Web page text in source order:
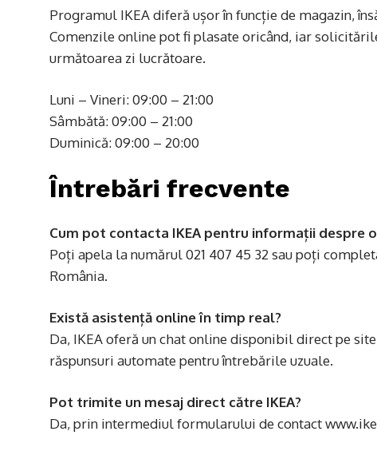
Programul IKEA diferă ușor în funcție de magazin,
Comenzile online pot fi plasate oricând, iar
următoarea zi lucrătoare.
Luni – Vineri: 09:00 – 21:00
Sâmbătă: 09:00 – 21:00
Duminică: 09:00 – 20:00
Întrebări frecvente
Cum pot contacta IKEA pentru informații despre
Poți apela la numărul 021 407 45 32 sau poți
România.
Există asistență online în timp real?
Da, IKEA oferă un chat online disponibil direct pe
răspunsuri automate pentru întrebările uzuale.
Pot trimite un mesaj direct către IKEA?
Da, prin intermediul formularului de contact